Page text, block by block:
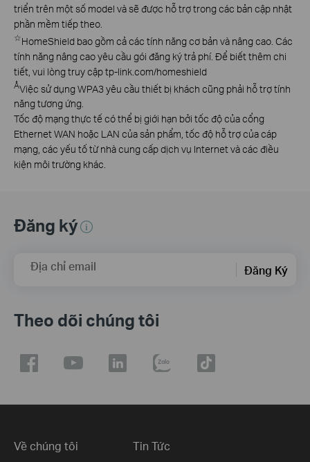
triển trên một số model và sẽ được hỗ trợ trong các bản cập nhật
phần mềm tiếp theo.
☆HomeShield bao gồm cả các tính năng cơ bản và nâng cao. Các
tính năng nâng cao yêu cầu gói đăng ký trả phí. Để biết thêm chi
tiết, vui lòng truy cập tp-link.com/homeshield
ÅViệc sử dụng WPA3 yêu cầu thiết bị khách cũng phải hỗ trợ tính
năng tương ứng.
Tốc độ mạng thực tế có thể bị giới hạn bởi tốc độ của cổng
Ethernet WAN hoặc LAN của sản phẩm, tốc độ hỗ trợ của cáp
mạng, các yếu tố từ nhà cung cấp dịch vụ Internet và các điều
kiện môi trường khác.
Đăng ký
Địa chỉ email Đăng Ký
Theo dõi chúng tôi
Về chúng tôi Tin Tức